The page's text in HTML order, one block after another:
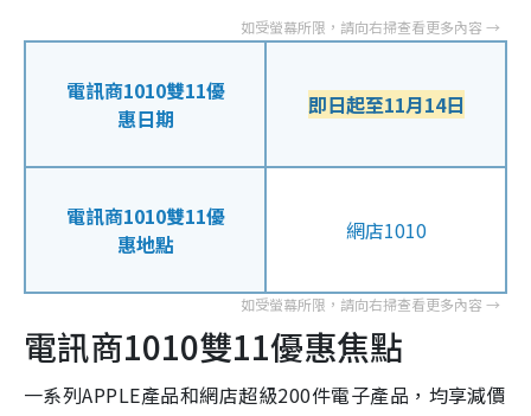
電訊商1010雙11優
惠日期
即日起至11月14日
電訊商1010雙11優
惠地點
網店1010
電訊商1010雙11優惠焦點
一系列APPLE產品和網店超級200件電子產品，均享減價